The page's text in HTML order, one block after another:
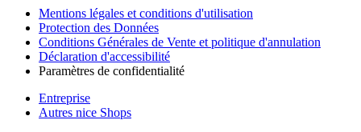
Mentions légales et conditions d'utilisation
Protection des Données
Conditions Générales de Vente et politique d'annulation
Déclaration d'accessibilité
Paramètres de confidentialité
Entreprise
Autres nice Shops